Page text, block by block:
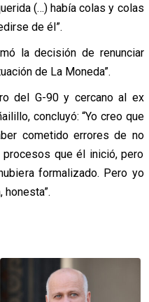
(…) había colas y colas
de él”.
la decisión de renunciar
de La Moneda”.
del G-90 y cercano al ex
concluyó: “Yo creo que
cometido errores de no
que él inició, pero
formalizado. Pero yo